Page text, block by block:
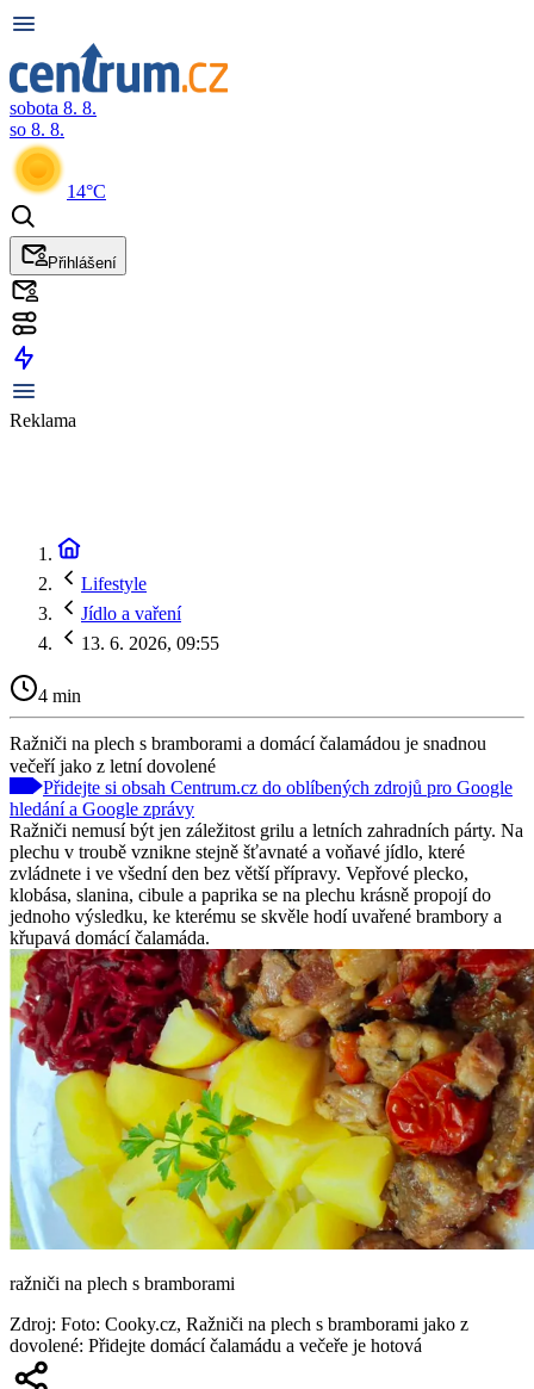
sobota 8. 8.
so 8. 8.
14°C
Přihlášení
Reklama
Lifestyle
Jídlo a vaření
13. 6. 2026, 09:55
4 min
Ražniči na plech s bramborami a domácí čalamádou je snadnou
večeří jako z letní dovolené
Přidejte si obsah Centrum.cz do oblíbených zdrojů pro Google
hledání a Google zprávy
Ražniči nemusí být jen záležitost grilu a letních zahradních párty. Na
plechu v troubě vznikne stejně šťavnaté a voňavé jídlo, které
zvládnete i ve všední den bez větší přípravy. Vepřové plecko,
klobása, slanina, cibule a paprika se na plechu krásně propojí do
jednoho výsledku, ke kterému se skvěle hodí uvařené brambory a
křupavá domácí čalamáda.
ražniči na plech s bramborami
Zdroj: Foto: Cooky.cz, Ražniči na plech s bramborami jako z
dovolené: Přidejte domácí čalamádu a večeře je hotová